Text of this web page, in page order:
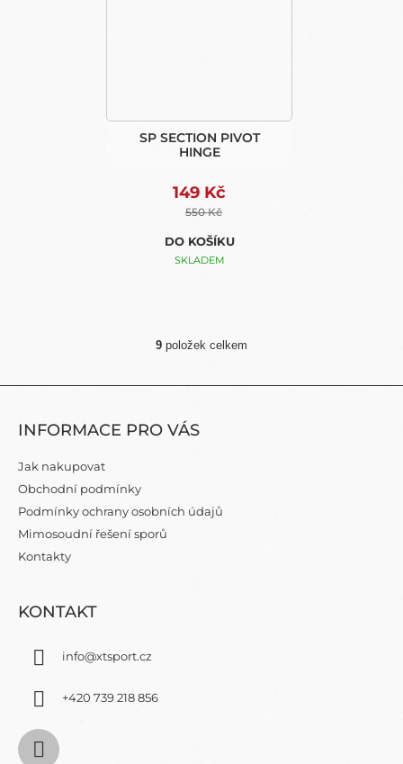
SP SECTION PIVOT
HINGE
149 Kč
550 Kč
DO KOŠÍKU
SKLADEM
O
L
R
V
9 položek celkem
INFORMACE PRO VÁS
Jak nakupovat
Obchodní podmínky
Podmínky ochrany osobních údajů
Mimosoudní řešení sporů
Kontakty
KONTAKT
info@xtsport.cz
+420 739 218 856